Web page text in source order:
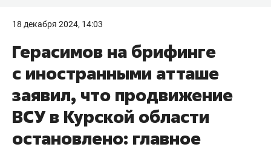
18 декабря 2024, 14:03
Герасимов на брифинге
с иностранными атташе
заявил, что продвижение
ВСУ в Курской области
остановлено: главное